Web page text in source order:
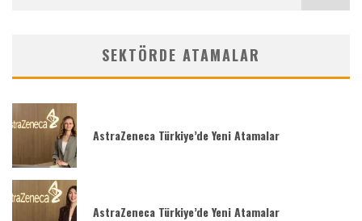
SEKTÖRDE ATAMALAR
AstraZeneca Türkiye’de Yeni Atamalar
AstraZeneca Türkiye’de Yeni Atamalar